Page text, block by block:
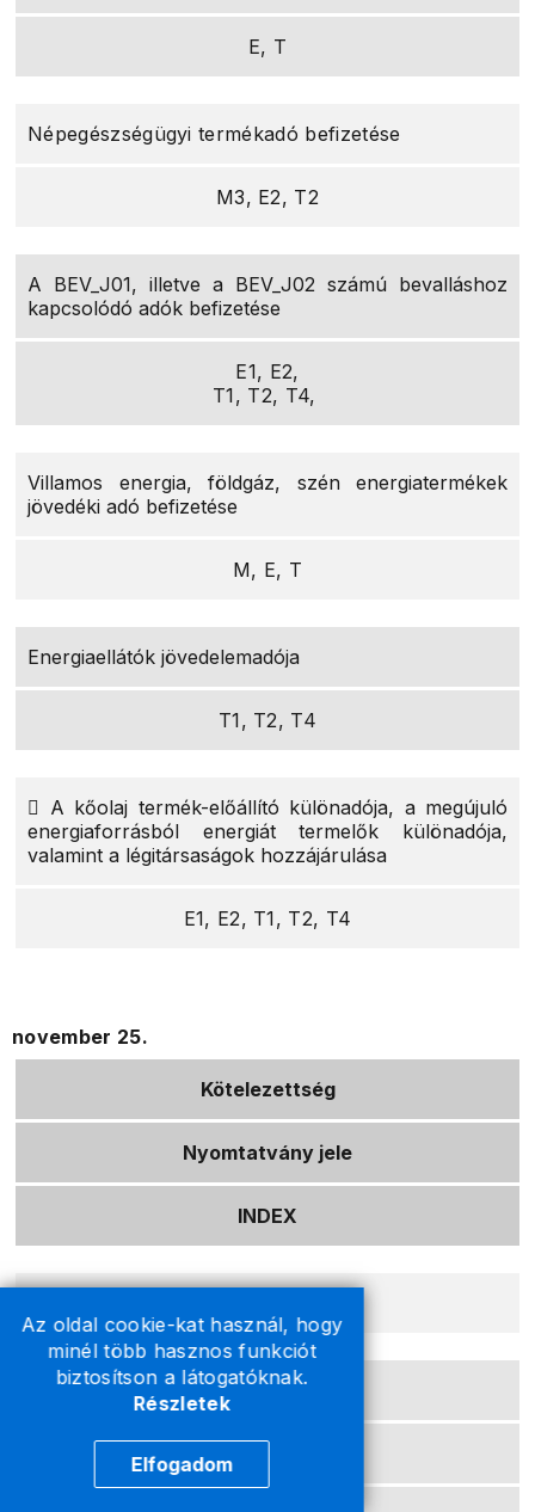
Az oldal cookie-kat használ, hogy
minél több hasznos funkciót
biztosítson a látogatóknak.
Részletek
Elfogadom
E, T
Népegészségügyi termékadó befizetése
M3, E2, T2
A BEV_J01, illetve a BEV_J02 számú bevalláshoz
kapcsolódó adók befizetése
E1, E2,
T1, T2, T4,
Villamos energia, földgáz, szén energiatermékek
jövedéki adó befizetése
M, E, T
Energiaellátók jövedelemadója
T1, T2, T4
 A kőolaj termék-előállító különadója, a megújuló
energiaforrásból energiát termelők különadója,
valamint a légitársaságok hozzájárulása
E1, E2, T1, T2, T4
november 25.
Kötelezettség
Nyomtatvány jele
INDEX
Jövedéki adó előlege